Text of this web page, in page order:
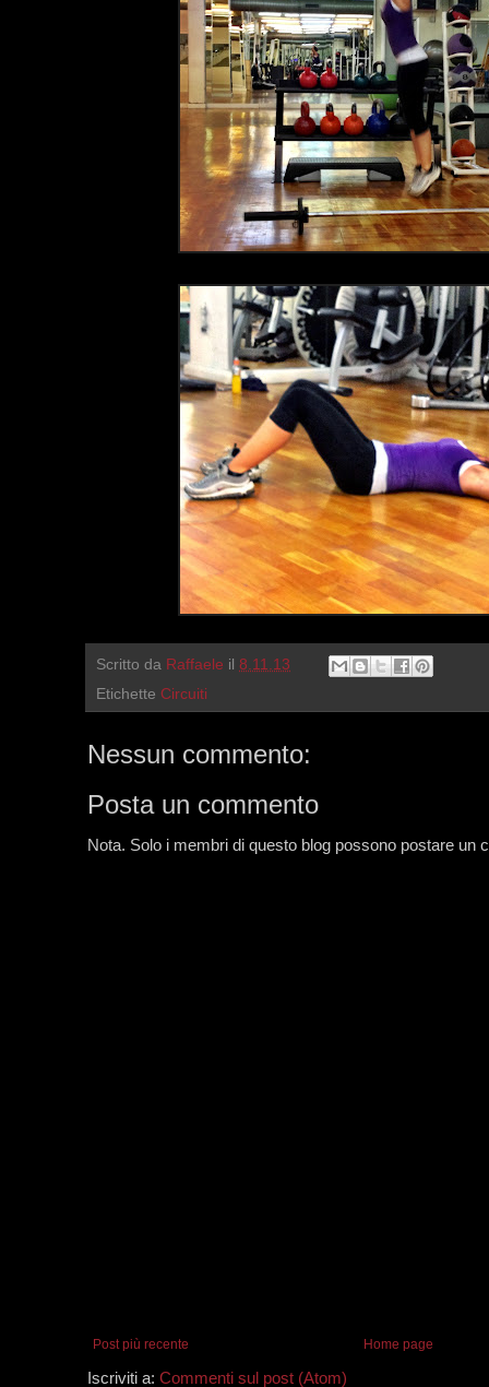
Scritto da Raffaele il 8.11.13
Etichette Circuiti
Nessun commento:
Posta un commento
Nota. Solo i membri di questo blog possono postare un
Post più recente Home page
Iscriviti a: Commenti sul post (Atom)